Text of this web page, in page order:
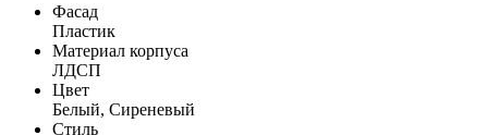
Фасад
Пластик
Материал корпуса
ЛДСП
Цвет
Белый, Сиреневый
Стиль